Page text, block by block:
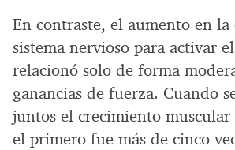
En contraste, el aumento en la
sistema nervioso para activar
relacionó solo de forma
ganancias de fuerza. Cuando
juntos el crecimiento
el primero fue más de cinco